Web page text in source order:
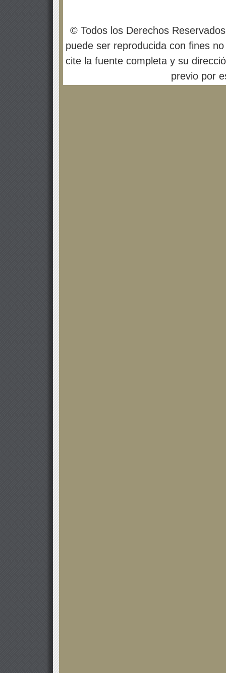
© Todos los Derechos
puede ser reproducida con fines
cite la fuente completa y su
previo por